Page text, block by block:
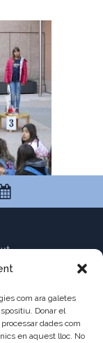
com ara galetes
Donar el
dades com
en aquest lloc. No
,